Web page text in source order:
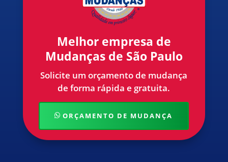
Melhor empresa de
Mudanças de São Paulo
Solicite um orçamento de mudança
de forma rápida e gratuita.
ORÇAMENTO DE MUDANÇA